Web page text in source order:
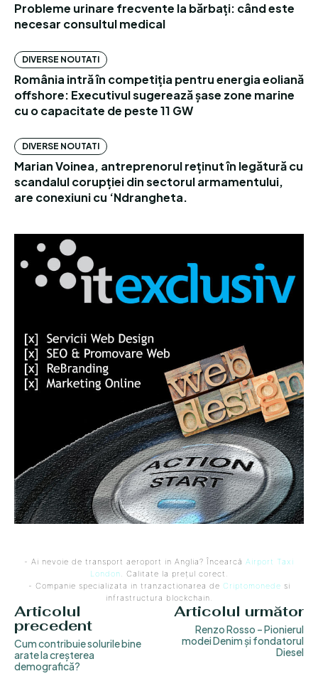
Probleme urinare frecvente la bărbați: când este
necesar consultul medical
DIVERSE NOUTATI
România intră în competiția pentru energia eoliană
offshore: Executivul sugerează șase zone marine
cu o capacitate de peste 11 GW
DIVERSE NOUTATI
Marian Voinea, antreprenorul reținut în legătură cu
scandalul corupției din sectorul armamentului,
are conexiuni cu ‘Ndrangheta.
- Ai nevoie de transport aeroport in Anglia? Încearcă Airport Taxi
London. Calitate la prețul corect.
- Companie specializata in tranzactionarea de Criptomonede si
infrastructura blockchain.
Articolul
precedent
Cum contribuie solurile bine
arate la creșterea
demografică?
Articolul următor
Renzo Rosso – Pionierul
modei Denim și fondatorul
Diesel